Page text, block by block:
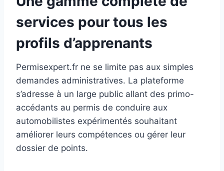
services pour tous les
profils d’apprenants
Permisexpert.fr ne se limite pas aux simples
demandes administratives. La plateforme
s’adresse à un large public allant des primo-
accédants au permis de conduire aux
automobilistes expérimentés souhaitant
améliorer leurs compétences ou gérer leur
dossier de points.